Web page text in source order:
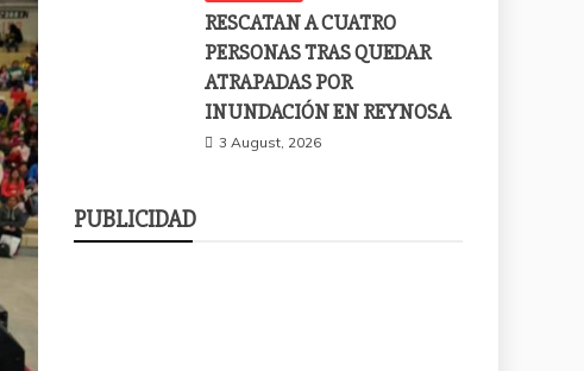
RESCATAN A CUATRO
PERSONAS TRAS QUEDAR
ATRAPADAS POR
INUNDACIÓN EN REYNOSA
3 August, 2026
PUBLICIDAD